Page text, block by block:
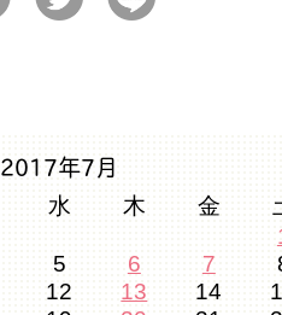
2017年7月
水 木 金
5 6 7
12 13 14